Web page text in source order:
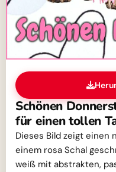
Schönen
für einen tollen
Dieses Bild zeigt einen
einem rosa Schal
weiß mit abstrakten,